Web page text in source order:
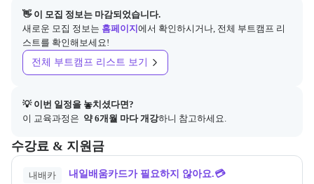
👋 이 모집 정보는 마감되었습니다.
새로운 모집 정보는 홈페이지 에서 확인하시거나, 전체 부트캠프 리
스트를 확인해보세요!
전체 부트캠프 리스트 보기
💡 이번 일정을 놓치셨다면?
이 교육과정은 약 6개월 마다 개강하니 참고하세요.
수강료 & 지원금
교육과정의 비용 및 결제 관련 정보를 안내한다. 필요 시 정부지원 과
내배카 내일배움카드가 필요하지 않아요.💳